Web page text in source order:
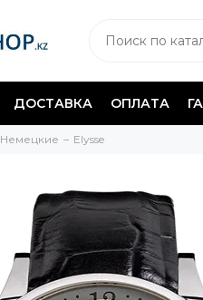
ДОСТАВКА ОПЛАТА
Немецкие Elysse